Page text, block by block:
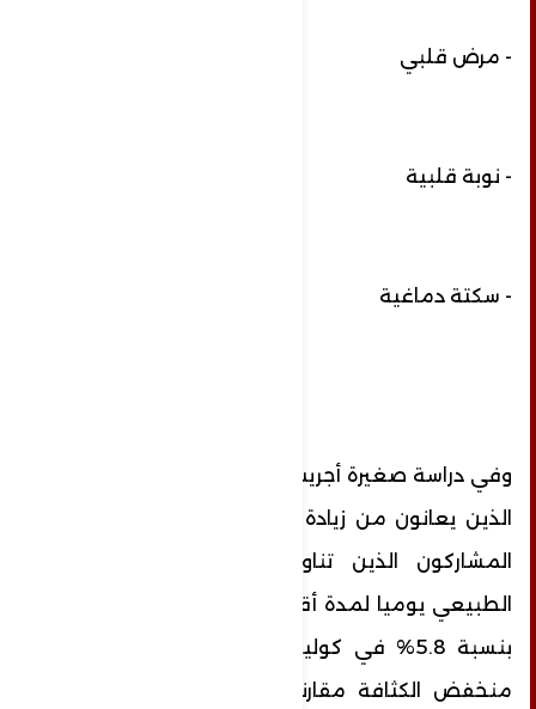
- مرض قلبي
- نوبة قلبية
- سكتة دماغية
الذين يعانون من زيادة الوزن أو السمنة، أظهر
بنسبة 5.8% في كوليسترول البروتين الدهني
منخفض الكثافة مقارنة بأولئك الذين تناولوا